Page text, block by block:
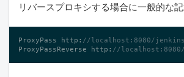
リバースプロキシする場合に一般的な記
ProxyPass http: //localhost:8080/jenkins
ProxyPassReverse http: //